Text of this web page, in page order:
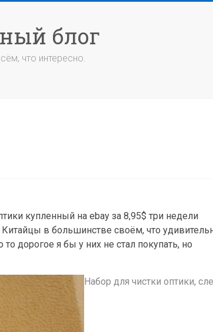
блог
что интересно.
купленный на ebay за 8,95$ три недели
в большинстве своём, что
дорогое я бы у них не стал покупать, но
Набор для чистки оптики,